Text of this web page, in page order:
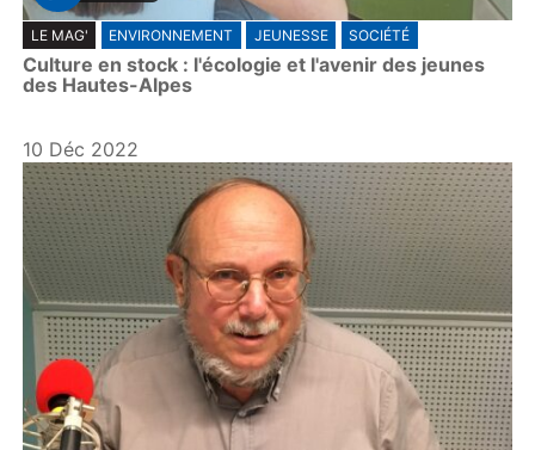
P
l
a
y
LE MAG' ENVIRONNEMENT JEUNESSE SOCIÉTÉ
Culture en stock : l'écologie et l'avenir des jeunes
des Hautes-Alpes
10 Déc 2022